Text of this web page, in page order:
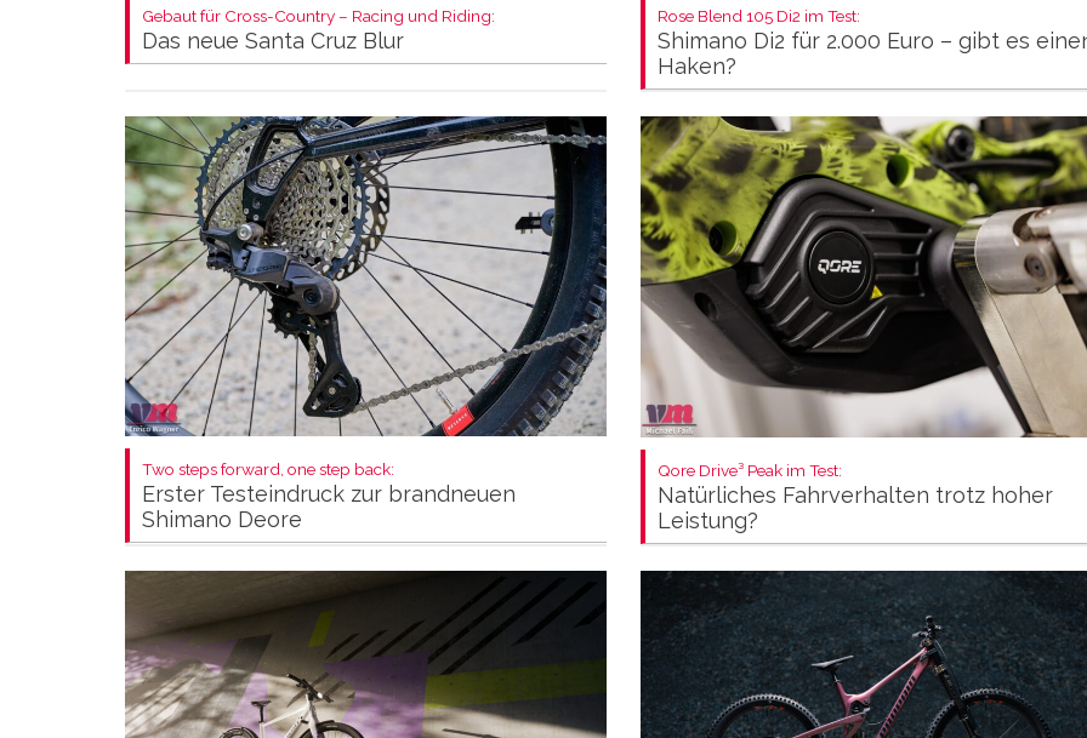
Gebaut für Cross-Country – Racing und Riding:
Das neue Santa Cruz Blur
Rose Blend 105 Di2 im Test:
Shimano Di2 für 2.000 Euro – gibt es
Haken?
Two steps forward, one step back:
Erster Testeindruck zur brandneuen
Shimano Deore
Qore Drive³ Peak im Test:
Natürliches Fahrverhalten trotz hoher
Leistung?